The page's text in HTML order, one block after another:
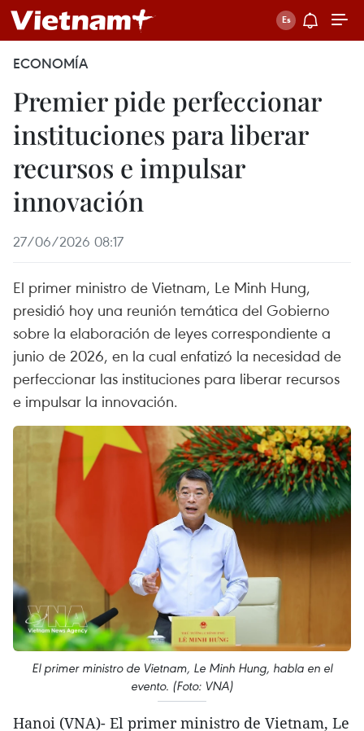
ECONOMÍA
Premier pide perfeccionar
instituciones para liberar
recursos e impulsar
innovación
27/06/2026 08:17
El primer ministro de Vietnam, Le Minh Hung,
presidió hoy una reunión temática del Gobierno
sobre la elaboración de leyes correspondiente a
junio de 2026, en la cual enfatizó la necesidad de
perfeccionar las instituciones para liberar recursos
e impulsar la innovación.
El primer ministro de Vietnam, Le Minh Hung, habla en el
evento. (Foto: VNA)
Hanoi (VNA)- El primer ministro de Vietnam, Le